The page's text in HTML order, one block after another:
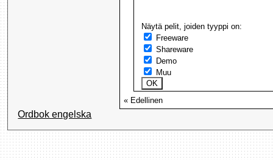
Näytä pelit, joiden tyyppi on:
Freeware
Shareware
Demo
Muu
« Edellinen
Ordbok engelska